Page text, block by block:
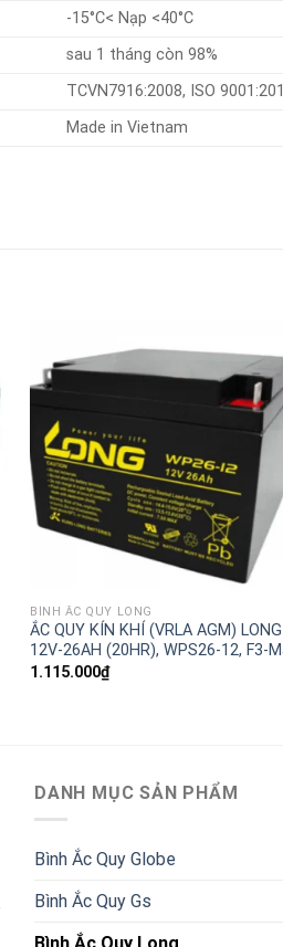
-15°C< Nạp <40°C
sau 1 tháng còn 98%
TCVN7916:2008, ISO
Made in Vietnam
BÌNH ẮC QUY LONG
ẮC QUY KÍN KHÍ (VRLA AGM) LONG
12V-26AH (20HR), WPS26-12, F3-
1.115.000₫
DANH MỤC SẢN PHẨM
Bình Ắc Quy Globe
Bình Ắc Quy Gs